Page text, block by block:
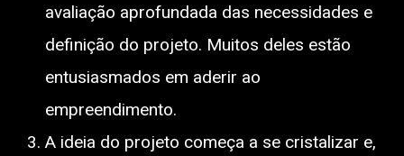
avaliação aprofundada das necessidades e
definição do projeto. Muitos deles estão
entusiasmados em aderir ao
empreendimento.
A ideia do projeto começa a se cristalizar e,